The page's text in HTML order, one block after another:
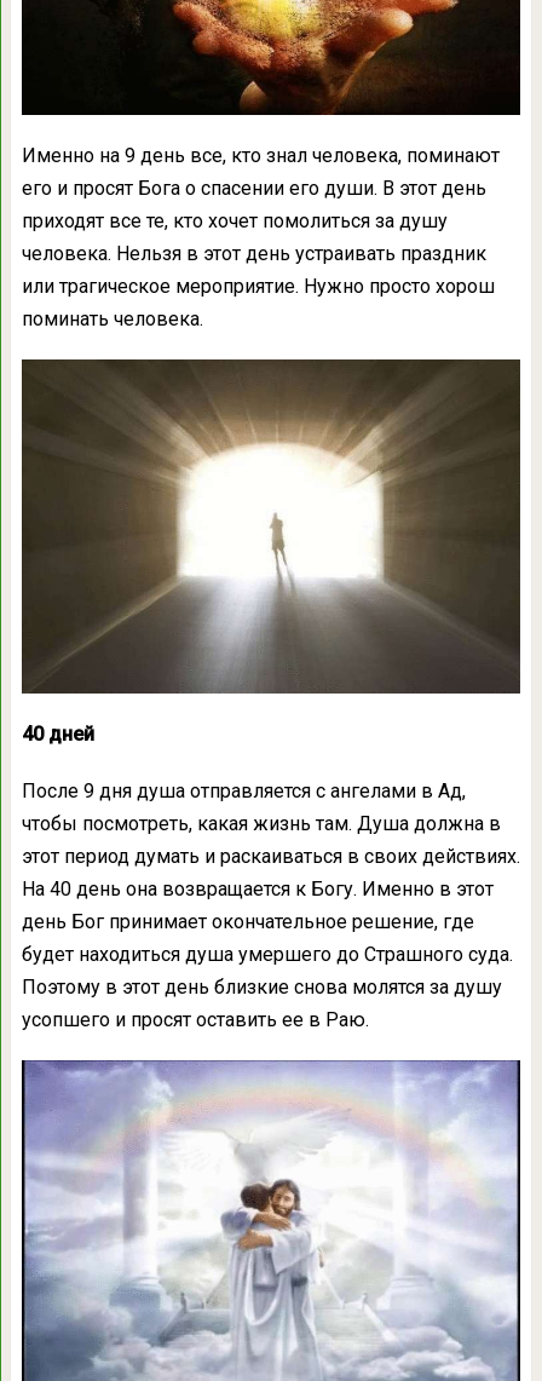
Именно на 9 день все, кто знал человека, поминают
его и просят Бога о спасении его души. В этот день
приходят все те, кто хочет помолиться за душу
человека. Нельзя в этот день устраивать праздник
или трагическое мероприятие. Нужно просто хорош
поминать человека.
40 дней
После 9 дня душа отправляется с ангелами в Ад,
чтобы посмотреть, какая жизнь там. Душа должна в
этот период думать и раскаиваться в своих действиях.
На 40 день она возвращается к Богу. Именно в этот
день Бог принимает окончательное решение, где
будет находиться душа умершего до Страшного суда.
Поэтому в этот день близкие снова молятся за душу
усопшего и просят оставить ее в Раю.